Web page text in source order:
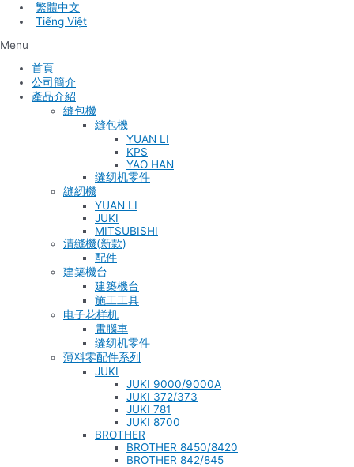
Tiếng Việt
Menu
首頁
公司簡介
產品介紹
縫包機
縫包機
YUAN LI
KPS
YAO HAN
缝纫机零件
縫紉機
YUAN LI
JUKI
MITSUBISHI
清縫機(新款)
配件
建築機台
建築機台
施工工具
电子花样机
電腦車
缝纫机零件
薄料零配件系列
JUKI
JUKI 9000/9000A
JUKI 372/373
JUKI 781
JUKI 8700
BROTHER
BROTHER 8450/8420
BROTHER 842/845